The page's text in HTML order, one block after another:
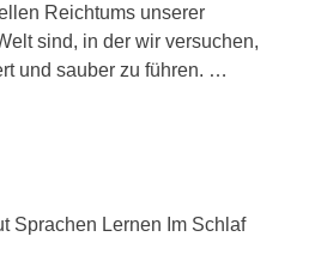
Reichtums unserer
sind, in der wir versuchen,
und sauber zu führen. …
Sprachen Lernen Im Schlaf